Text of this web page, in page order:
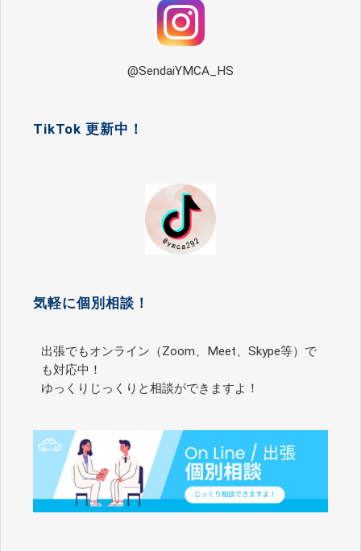
@SendaiYMCA_HS
TikTok 更新中！
気軽に個別相談！
出張でもオンライン（Zoom、Meet、Skype等）で
も対応中！
ゆっくりじっくりと相談ができますよ！